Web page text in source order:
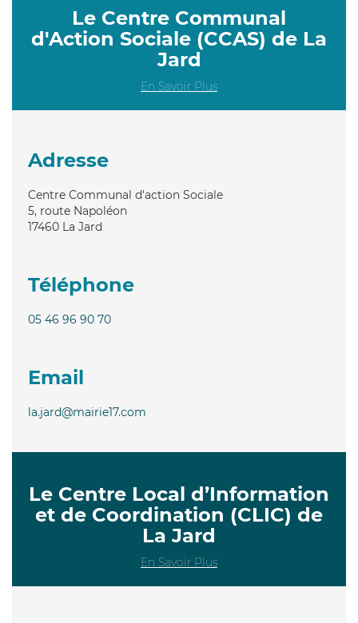
Le Centre Communal
d'Action Sociale (CCAS) de La
Jard
En Savoir Plus
Adresse
Centre Communal d'action Sociale
5, route Napoléon
17460 La Jard
Téléphone
05 46 96 90 70
Email
la.jard@mairie17.com
Le Centre Local d’Information
et de Coordination (CLIC) de
La Jard
En Savoir Plus